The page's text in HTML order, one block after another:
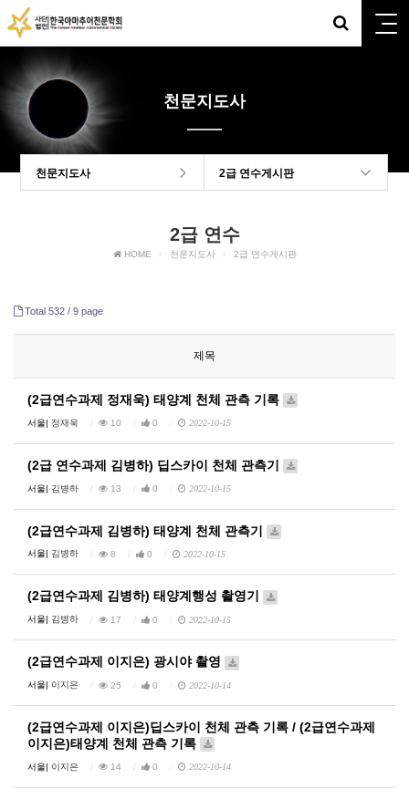
천문지도사
천문지도사 2급 연수게시판
2급 연수
HOME 천문지도사 2급 연수게시판
Total 532 / 9 page
제목
(2급연수과제 정재욱) 태양계 천체 관측 기록
서울| 정재욱 10 0 2022-10-15
(2급 연수과제 김병하) 딥스카이 천체 관측기
서울| 김병하 13 0 2022-10-15
(2급연수과제 김병하) 태양계 천체 관측기
서울| 김병하 8 0 2022-10-15
(2급연수과제 김병하) 태양계행성 촬영기
서울| 김병하 17 0 2022-10-15
(2급연수과제 이지은) 광시야 촬영
서울| 이지은 25 0 2022-10-14
(2급연수과제 이지은)딥스카이 천체 관측 기록 / (2급연수과제
이지은)태양계 천체 관측 기록
서울| 이지은 14 0 2022-10-14